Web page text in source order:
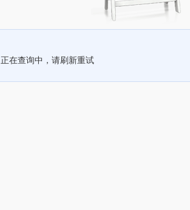
正在查询中，请刷新重试